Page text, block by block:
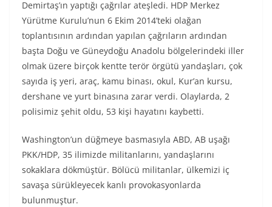
Demirtaş’ın yaptığı çağrılar ateşledi. HDP Merkez
Yürütme Kurulu’nun 6 Ekim 2014’teki olağan
toplantısının ardından yapılan çağrıların ardından
başta Doğu ve Güneydoğu Anadolu bölgelerindeki iller
olmak üzere birçok kentte terör örgütü yandaşları, çok
sayıda iş yeri, araç, kamu binası, okul, Kur’an kursu,
dershane ve yurt binasına zarar verdi. Olaylarda, 2
polisimiz şehit oldu, 53 kişi hayatını kaybetti.
Washington’un düğmeye basmasıyla ABD, AB uşağı
PKK/HDP, 35 ilimizde militanlarını, yandaşlarını
sokaklara dökmüştür. Bölücü militanlar, ülkemizi iç
savaşa sürükleyecek kanlı provokasyonlarda
bulunmuştur.